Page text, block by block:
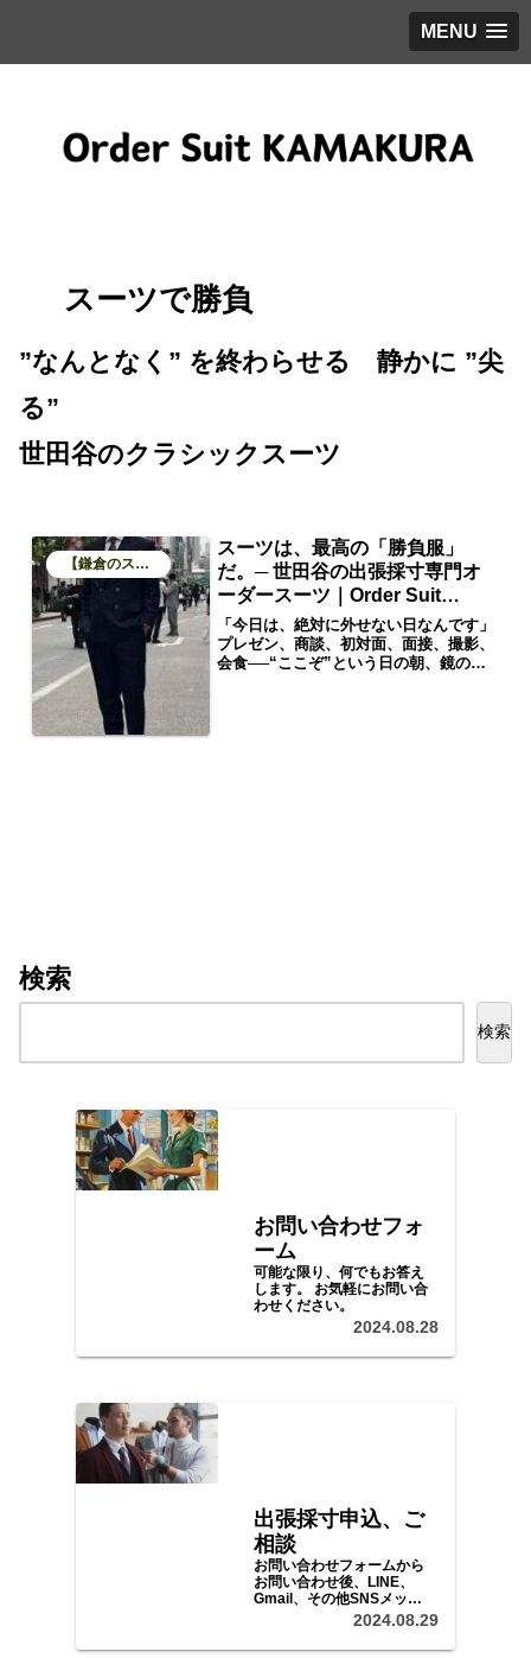
MENU
スーツで勝負
”なんとなく” を終わらせる 静かに ”尖
る”
世田谷のクラシックスーツ
【鎌倉のスーツブログ】
スーツは、最高の「勝負服」
だ。─ 世田谷の出張採寸専門オ
ーダースーツ｜Order Suit
KAMAKURA ─
「今日は、絶対に外せない日なんです」
プレゼン、商談、初対面、面接、撮影、
会食──“ここぞ”という日の朝、鏡の前
検索
検索
お問い合わせフォ
ーム
可能な限り、何でもお答え
します。 お気軽にお問い合
わせください。
2024.08.28
出張採寸申込、ご
相談
お問い合わせフォームから
お問い合わせ後、LINE、
Gmail、その他SNSメッセ
ージ等で、ご予算、ご希望
をお聞かせいただき、日程
等をご調整の上、採寸、ご
2024.08.29